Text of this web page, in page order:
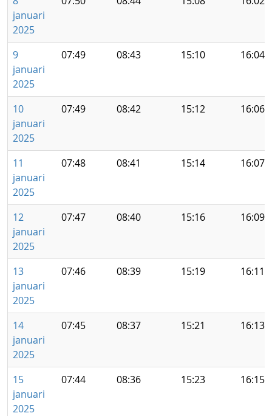
januari
2025
9
januari
2025
07:49 08:43 15:10 16:04
10
januari
2025
07:49 08:42 15:12 16:06
11
januari
2025
07:48 08:41 15:14 16:07
12
januari
2025
07:47 08:40 15:16 16:09
13
januari
2025
07:46 08:39 15:19 16:11
14
januari
2025
07:45 08:37 15:21 16:13
15
januari
2025
07:44 08:36 15:23 16:15